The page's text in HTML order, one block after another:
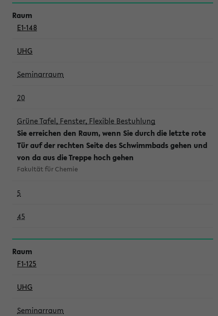
E1-148
UHG
Seminarraum
20
Grüne Tafel, Fenster, Flexible Bestuhlung
Sie erreichen den Raum, wenn Sie durch die letzte rote
Tür auf der rechten Seite des Schwimmbads gehen und
von da aus die Treppe hoch gehen
Fakultät für Chemie
5
45
F1-125
UHG
Seminarraum